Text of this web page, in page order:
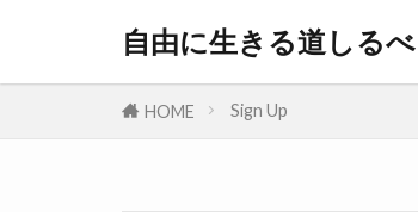
自由に生きる道し
HOME Sign Up